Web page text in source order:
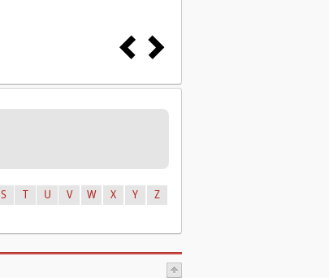
S T U V W X Y Z